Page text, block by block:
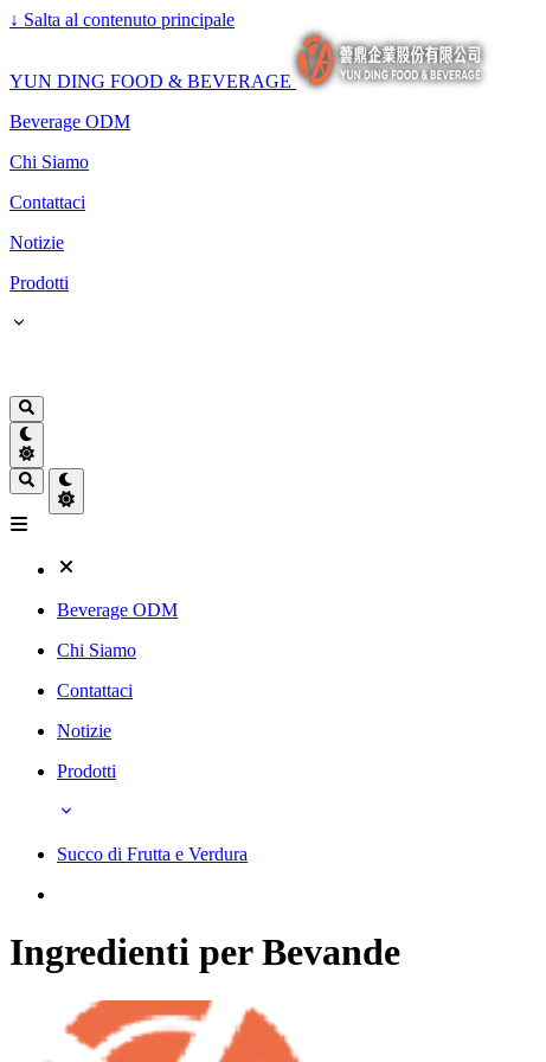
↓ Salta al contenuto principale
YUN DING FOOD & BEVERAGE
Beverage ODM
Chi Siamo
Contattaci
Notizie
Prodotti
Beverage ODM
Chi Siamo
Contattaci
Notizie
Prodotti
Succo di Frutta e Verdura
Ingredienti per Bevande